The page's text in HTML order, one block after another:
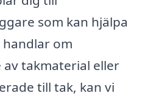
som kan hjälpa
om
takmaterial eller
till tak, kan vi